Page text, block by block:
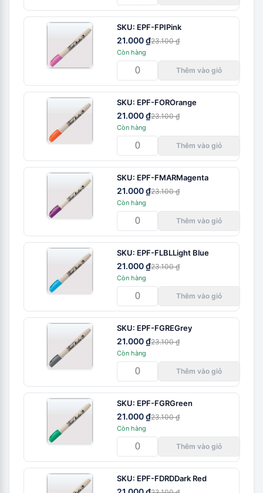
SKU: EPF-FPIPink
21.000 ₫23.100 ₫
Còn hàng
Thêm vào giỏ
SKU: EPF-FOROrange
21.000 ₫23.100 ₫
Còn hàng
Thêm vào giỏ
SKU: EPF-FMARMagenta
21.000 ₫23.100 ₫
Còn hàng
Thêm vào giỏ
SKU: EPF-FLBLLight Blue
21.000 ₫23.100 ₫
Còn hàng
Thêm vào giỏ
SKU: EPF-FGREGrey
21.000 ₫23.100 ₫
Còn hàng
Thêm vào giỏ
SKU: EPF-FGRGreen
21.000 ₫23.100 ₫
Còn hàng
Thêm vào giỏ
SKU: EPF-FDRDDark Red